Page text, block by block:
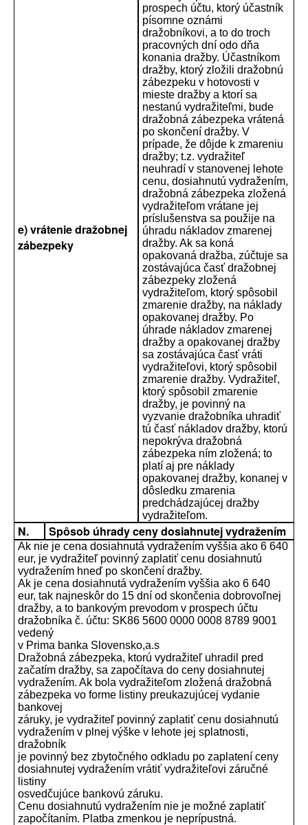
e) vrátenie dražobnej
zábezpeky
prospech účtu, ktorý účastník
písomne oznámi
dražobníkovi, a to do troch
pracovných dní odo dňa
konania dražby. Účastníkom
dražby, ktorý zložili dražobnú
zábezpeku v hotovosti v
mieste dražby a ktorí sa
nestanú vydražiteľmi, bude
dražobná zábezpeka vrátená
po skončení dražby. V
prípade, že dôjde k zmareniu
dražby; t.z. vydražiteľ
neuhradí v stanovenej lehote
cenu, dosiahnutú vydražením,
dražobná zábezpeka zložená
vydražiteľom vrátane jej
príslušenstva sa použije na
úhradu nákladov zmarenej
dražby. Ak sa koná
opakovaná dražba, zúčtuje sa
zostávajúca časť dražobnej
zábezpeky zložená
vydražiteľom, ktorý spôsobil
zmarenie dražby, na náklady
opakovanej dražby. Po
úhrade nákladov zmarenej
dražby a opakovanej dražby
sa zostávajúca časť vráti
vydražiteľovi, ktorý spôsobil
zmarenie dražby. Vydražiteľ,
ktorý spôsobil zmarenie
dražby, je povinný na
vyzvanie dražobníka uhradiť
tú časť nákladov dražby, ktorú
nepokrýva dražobná
zábezpeka ním zložená; to
platí aj pre náklady
opakovanej dražby, konanej v
dôsledku zmarenia
predchádzajúcej dražby
vydražiteľom.
N. Spôsob úhrady ceny dosiahnutej vydražením
Ak nie je cena dosiahnutá vydražením vyššia ako 6 640
eur, je vydražiteľ povinný zaplatiť cenu dosiahnutú
vydražením hneď po skončení dražby.
Ak je cena dosiahnutá vydražením vyššia ako 6 640
eur, tak najneskôr do 15 dní od skončenia dobrovoľnej
dražby, a to bankovým prevodom v prospech účtu
dražobníka č. účtu: SK86 5600 0000 0008 8789 9001
vedený
v Prima banka Slovensko,a.s
Dražobná zábezpeka, ktorú vydražiteľ uhradil pred
začatím dražby, sa započítava do ceny dosiahnutej
vydražením. Ak bola vydražiteľom zložená dražobná
zábezpeka vo forme listiny preukazujúcej vydanie
bankovej
záruky, je vydražiteľ povinný zaplatiť cenu dosiahnutú
vydražením v plnej výške v lehote jej splatnosti,
dražobník
je povinný bez zbytočného odkladu po zaplatení ceny
dosiahnutej vydražením vrátiť vydražiteľovi záručné
listiny
osvedčujúce bankovú záruku.
Cenu dosiahnutú vydražením nie je možné zaplatiť
započítaním. Platba zmenkou je neprípustná.